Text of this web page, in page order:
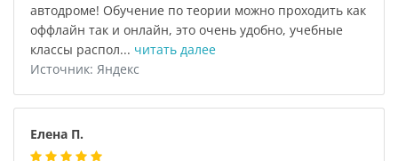
автодроме! Обучение по теории можно проходить как
оффлайн так и онлайн, это очень удобно, учебные
классы распол... читать далее
Источник: Яндекс
Елена П.